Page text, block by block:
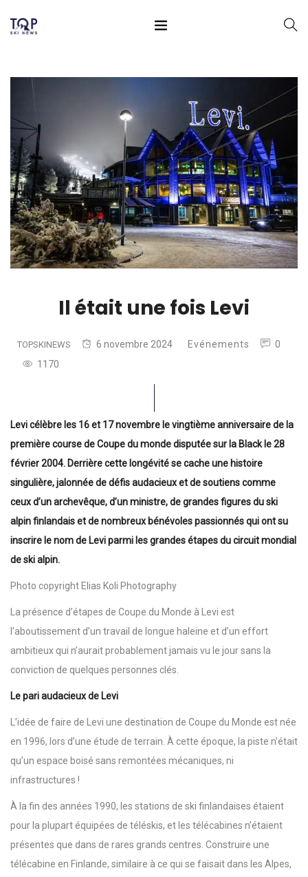
Il était une fois Levi
TOPSKINEWS 6 novembre 2024 Evénements
0
1170
Levi célèbre les 16 et 17 novembre le vingtième anniversaire de la
première course de Coupe du monde disputée sur la Black le 28
février 2004. Derrière cette longévité se cache une histoire
singulière, jalonnée de défis audacieux et de soutiens comme
ceux d’un archevêque, d’un ministre, de grandes figures du ski
alpin finlandais et de nombreux bénévoles passionnés qui ont su
inscrire le nom de Levi parmi les grandes étapes du circuit mondial
de ski alpin.
Photo copyright Elias Koli Photography
La présence d’étapes de Coupe du Monde à Levi est
l’aboutissement d’un travail de longue haleine et d’un effort
ambitieux qui n’aurait probablement jamais vu le jour sans la
conviction de quelques personnes clés.
Le pari audacieux de Levi
L’idée de faire de Levi une destination de Coupe du Monde est née
en 1996, lors d’une étude de terrain. À cette époque, la piste n’était
qu’un espace boisé sans remontées mécaniques, ni
infrastructures !
À la fin des années 1990, les stations de ski finlandaises étaient
pour la plupart équipées de téléskis, et les télécabines n’étaient
présentes que dans de rares grands centres. Construire une
télécabine en Finlande, similaire à ce qui se faisait dans les Alpes,